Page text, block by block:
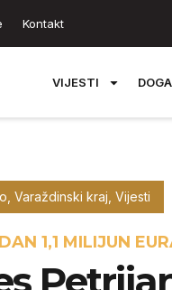
Kontakt
VIJESTI
Varaždinski kraj Vijesti
1,1 MILIJUN